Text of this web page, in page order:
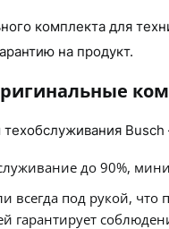
комплекта для
на продукт.
до 90%,
всегда под рукой,
гарантирует